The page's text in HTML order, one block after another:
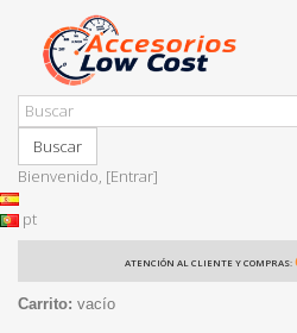
Buscar
Bienvenido, [Entrar]
pt
ATENCIÓN AL CLIENTE Y COMPRAS:
Carrito: vacío